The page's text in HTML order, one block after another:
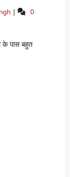
मैं
0
के पास बहुत